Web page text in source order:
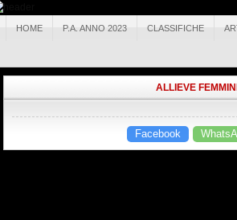
HOME P.A. ANNO 2023 CLASSIFICHE
ALLIEVE
Facebook